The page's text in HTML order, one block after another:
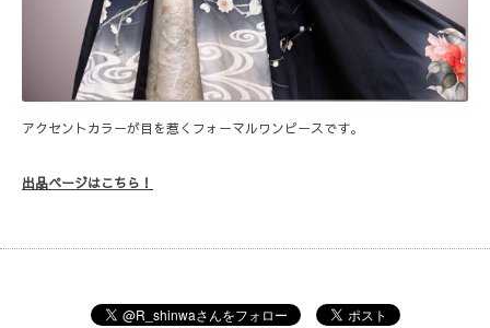
アクセントカラーが目を惹くフォーマルワンピースです。
出品ページはこちら！